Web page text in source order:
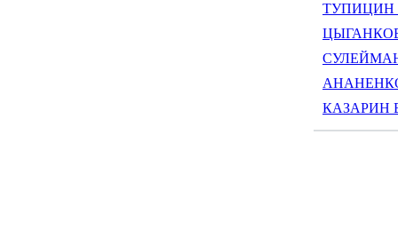
ТУПИЦИН
ЦЫГАНКОВ
КАЗАРИН